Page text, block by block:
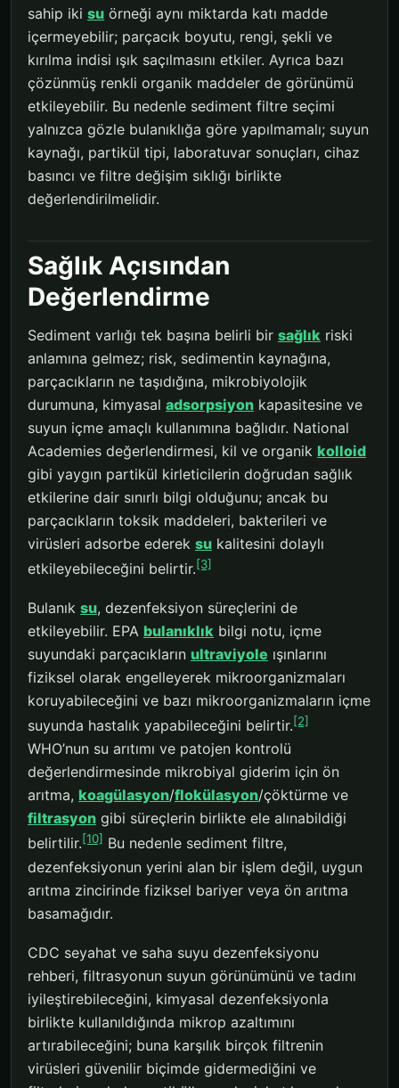
sahip iki su örneği aynı miktarda katı madde
içermeyebilir; parçacık boyutu, rengi, şekli ve
kırılma indisi ışık saçılmasını etkiler. Ayrıca bazı
çözünmüş renkli organik maddeler de görünümü
etkileyebilir. Bu nedenle sediment filtre seçimi
yalnızca gözle bulanıklığa göre yapılmamalı; suyun
kaynağı, partikül tipi, laboratuvar sonuçları, cihaz
basıncı ve filtre değişim sıklığı birlikte
değerlendirilmelidir.
Sağlık Açısından
Değerlendirme
Sediment varlığı tek başına belirli bir sağlık riski
anlamına gelmez; risk, sedimentin kaynağına,
parçacıkların ne taşıdığına, mikrobiyolojik
durumuna, kimyasal adsorpsiyon kapasitesine ve
suyun içme amaçlı kullanımına bağlıdır. National
Academies değerlendirmesi, kil ve organik kolloid
gibi yaygın partikül kirleticilerin doğrudan sağlık
etkilerine dair sınırlı bilgi olduğunu; ancak bu
parçacıkların toksik maddeleri, bakterileri ve
virüsleri adsorbe ederek su kalitesini dolaylı
etkileyebileceğini belirtir.[3]
Bulanık su, dezenfeksiyon süreçlerini de
etkileyebilir. EPA bulanıklık bilgi notu, içme
suyundaki parçacıkların ultraviyole ışınlarını
fiziksel olarak engelleyerek mikroorganizmaları
koruyabileceğini ve bazı mikroorganizmaların içme
suyunda hastalık yapabileceğini belirtir.[2]
WHO’nun su arıtımı ve patojen kontrolü
değerlendirmesinde mikrobiyal giderim için ön
arıtma, koagülasyon/flokülasyon/çöktürme ve
filtrasyon gibi süreçlerin birlikte ele alınabildiği
belirtilir.[10] Bu nedenle sediment filtre,
dezenfeksiyonun yerini alan bir işlem değil, uygun
arıtma zincirinde fiziksel bariyer veya ön arıtma
basamağıdır.
CDC seyahat ve saha suyu dezenfeksiyonu
rehberi, filtrasyonun suyun görünümünü ve tadını
iyileştirebileceğini, kimyasal dezenfeksiyonla
birlikte kullanıldığında mikrop azaltımını
artırabileceğini; buna karşılık birçok filtrenin
virüsleri güvenilir biçimde gidermediğini ve